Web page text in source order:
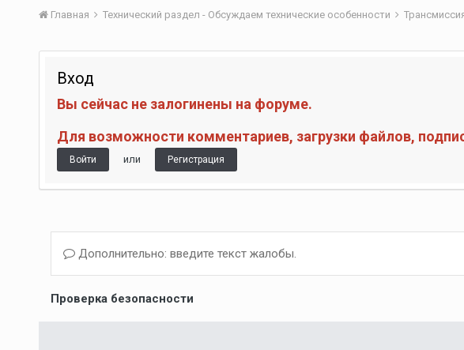
Главная Технический раздел - Обсуждаем технические особенности
Вход
Вы сейчас не залогинены на форуме.
Для возможности комментариев, загрузки файлов,
Войти или Регистрация
Дополнительно: введите текст жалобы.
Проверка безопасности